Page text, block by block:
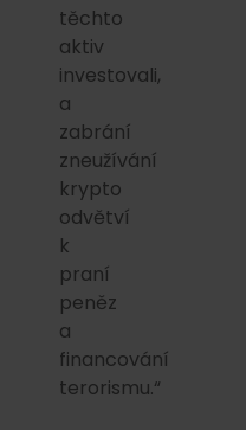
těchto
aktiv
investovali,
a
zabrání
zneužívání
krypto
odvětví
k
praní
peněz
a
financování
terorismu.“